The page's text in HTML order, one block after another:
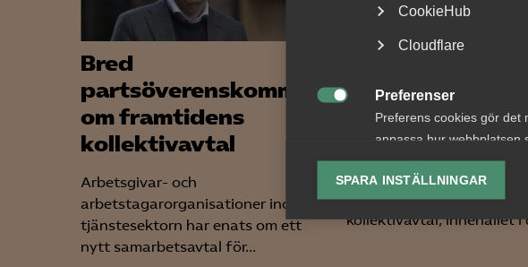
CookieHub
Cloudflare
Preferenser
Preferens cookies gör det
anpassa hur webbplatsen
lagring av vald valuta,

Analys-cookies
Analyseringscookies
SPARA INSTÄLLNINGAR
Bred
partsöverenskommelse
om framtidens
kollektivavtal
Arbetsgivar- och
arbetstagarorganisationer inom
tjänstesektorn har enats om ett
nytt samarbetsavtal för...
med ny
Arbetsgivarassistenten
på frågor som rör
kollektivavtal, innehållet i